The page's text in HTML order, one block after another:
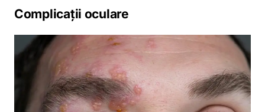
Complicații oculare